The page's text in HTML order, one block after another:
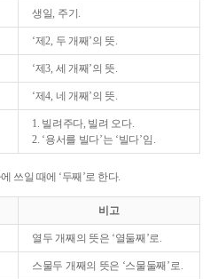
생일, 주기.
‘제2, 두 개째’의 뜻.
‘제3, 세 개째’의 뜻.
‘제4, 네 개째’의 뜻.
1. 빌려주다, 빌려 오다.
2. ‘용서를 빌다’는 ‘빌다’임.
쓰일 때에 ‘두째’로 한다.
비고
열두 개째의 뜻은 ‘열둘째’로.
스물두 개째의 뜻은 ‘스물둘째’로.